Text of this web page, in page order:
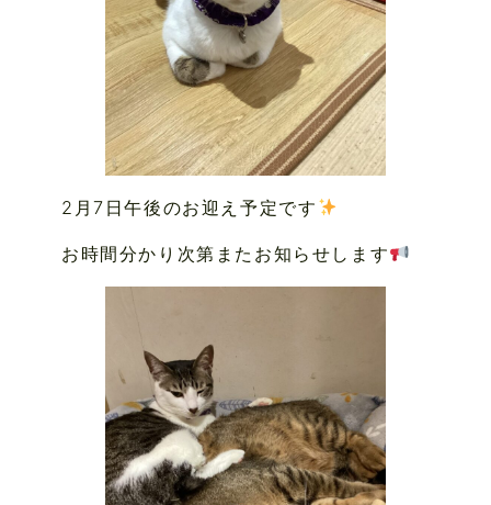
2月7日午後のお迎え予定です
お時間分かり次第またお知らせします